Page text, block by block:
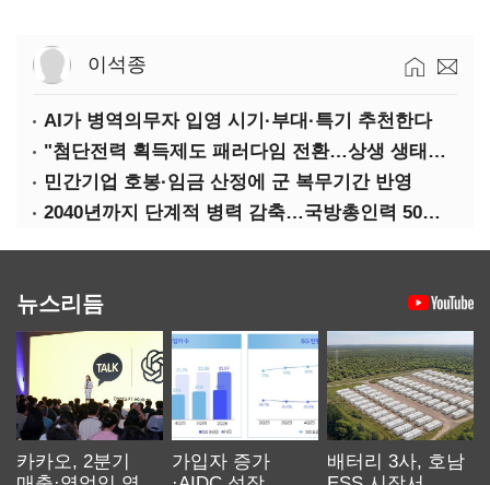
이석종
AI가 병역의무자 입영 시기·부대·특기 추천한다
"첨단전력 획득제도 패러다임 전환…상생 생태계 조성해 대체불가 K-방산 도약"
민간기업 호봉·임금 산정에 군 복무기간 반영
2040년까지 단계적 병력 감축…국방총인력 50만 목표 2차 국방개혁 착수
뉴스리듬
카카오, 2분기
가입자 증가
배터리 3사, 호남